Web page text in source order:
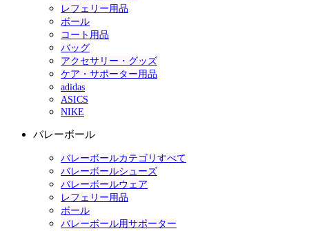
レフェリー用品
ボール
コート用品
バッグ
アクセサリー・グッズ
ケア・サポーター用品
adidas
ASICS
NIKE
バレーボール
バレーボールカテゴリすべて
バレーボールシューズ
バレーボールウェア
レフェリー用品
ボール
バレーボール用サポーター